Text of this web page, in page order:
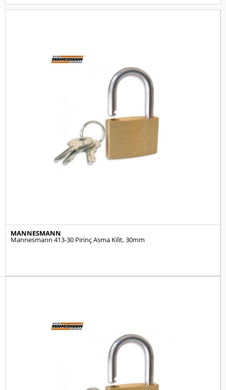
MANNESMANN
Mannesmann 413-30 Pirinç Asma Kilit, 30mm